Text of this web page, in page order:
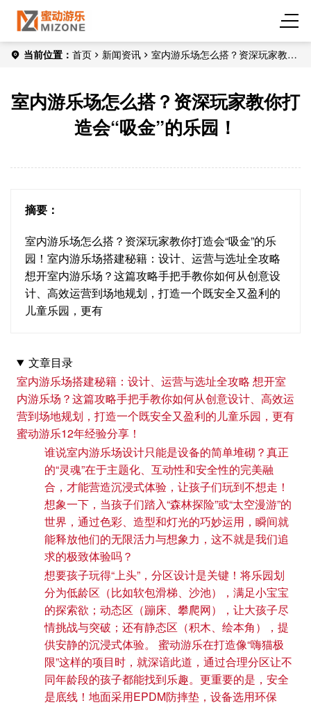
当前位置： 首页 新闻资讯
室内游乐场怎么搭？资深玩家教你
室内游乐场怎么搭？资深玩家教你打
造会“吸金”的乐园！
摘要：
室内游乐场怎么搭？资深玩家教你打造会“吸金”的乐
园！室内游乐场搭建秘籍：设计、运营与选址全攻略
想开室内游乐场？这篇攻略手把手教你如何从创意设
计、高效运营到场地规划，打造一个既安全又盈利的
儿童乐园，更有
文章目录
室内游乐场搭建秘籍：设计、运营与选址全攻略 想开室
内游乐场？这篇攻略手把手教你如何从创意设计、高效运
营到场地规划，打造一个既安全又盈利的儿童乐园，更有
蜜动游乐12年经验分享！
谁说室内游乐场设计只能是设备的简单堆砌？真正
的“灵魂”在于主题化、互动性和安全性的完美融
合，才能营造沉浸式体验，让孩子们玩到不想走！
想象一下，当孩子们踏入“森林探险”或“太空漫游”的
世界，通过色彩、造型和灯光的巧妙运用，瞬间就
能释放他们的无限活力与想象力，这不就是我们追
求的极致体验吗？
想要孩子玩得“上头”，分区设计是关键！将乐园划
分为低龄区（比如软包滑梯、沙池），满足小宝宝
的探索欲；动态区（蹦床、攀爬网），让大孩子尽
情挑战与突破；还有静态区（积木、绘本角），提
供安静的沉浸式体验。 蜜动游乐在打造像“嗨猫极
限”这样的项目时，就深谙此道，通过合理分区让不
同年龄段的孩子都能找到乐趣。更重要的是，安全
是底线！地面采用EPDM防摔垫，设备选用环保